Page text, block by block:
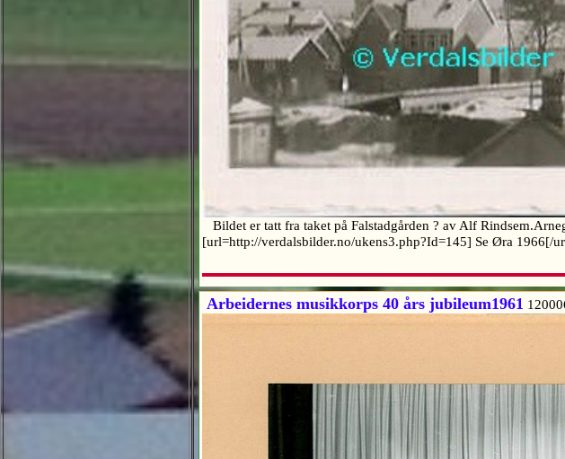
Bildet er tatt fra taket på Falstadgården ? av Alf
[url=http://verdalsbilder.no/ukens3.php?Id=145] Se Øra
Arbeidernes musikkorps 40 års jubileum1961